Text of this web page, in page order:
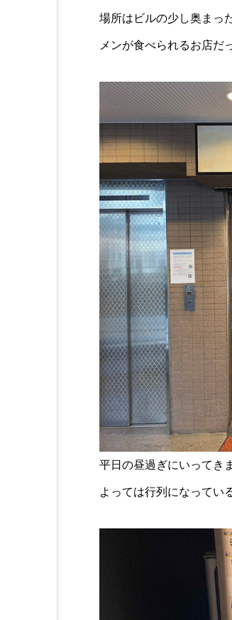
場所はビルの少し奥まっ
メンが食べられるお店だ
平日の昼過ぎにいってき
よっては行列になってい